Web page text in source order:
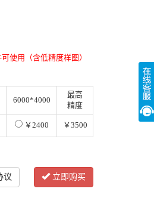
使用（含低精度样图）
6000*4000
最高
精度
￥2400 ￥3500
议 立即购买